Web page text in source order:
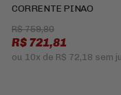
CORRENTE PINAO
R$ 759,80
R$ 721,81
ou 10x de R$ 72,18 sem